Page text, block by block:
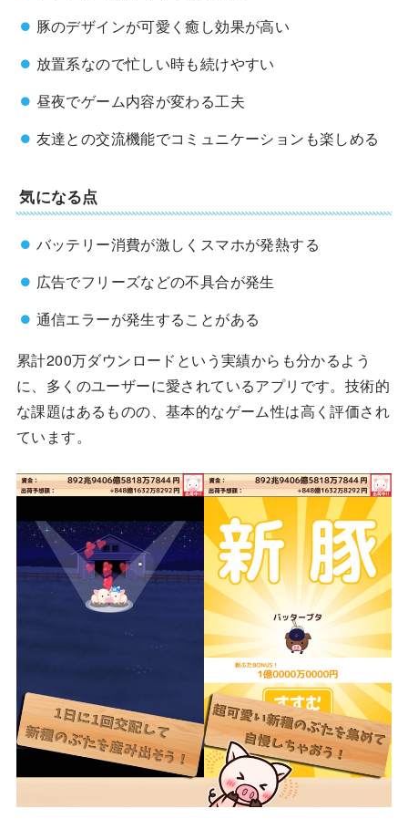
豚のデザインが可愛く癒し効果が高い
放置系なので忙しい時も続けやすい
昼夜でゲーム内容が変わる工夫
友達との交流機能でコミュニケーションも楽しめる
気になる点
バッテリー消費が激しくスマホが発熱する
広告でフリーズなどの不具合が発生
通信エラーが発生することがある
累計200万ダウンロードという実績からも分かるよう
に、多くのユーザーに愛されているアプリです。技術的
な課題はあるものの、基本的なゲーム性は高く評価され
ています。